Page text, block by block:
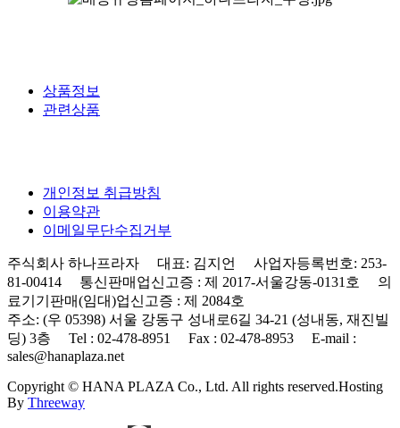
상품정보
관련상품
개인정보 취급방침
이용약관
이메일무단수집거부
주식회사 하나프라자 대표: 김지언 사업자등록번호: 253-
81-00414 통신판매업신고증 : 제 2017-서울강동-0131호 의
료기기판매(임대)업신고증 : 제 2084호
주소: (우 05398) 서울 강동구 성내로6길 34-21 (성내동, 재진빌
딩) 3층 Tel : 02-478-8951 Fax : 02-478-8953 E-mail :
sales@hanaplaza.net
Copyright © HANA PLAZA Co., Ltd. All rights reserved.Hosting
By Threeway